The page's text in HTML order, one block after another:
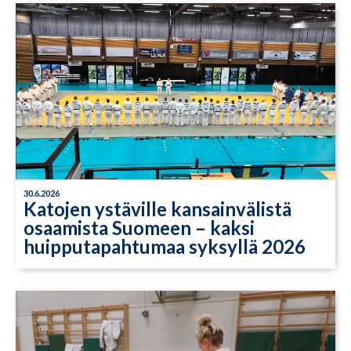
30.6.2026
Katojen ystäville kansainvälistä
osaamista Suomeen – kaksi
huipputapahtumaa syksyllä 2026